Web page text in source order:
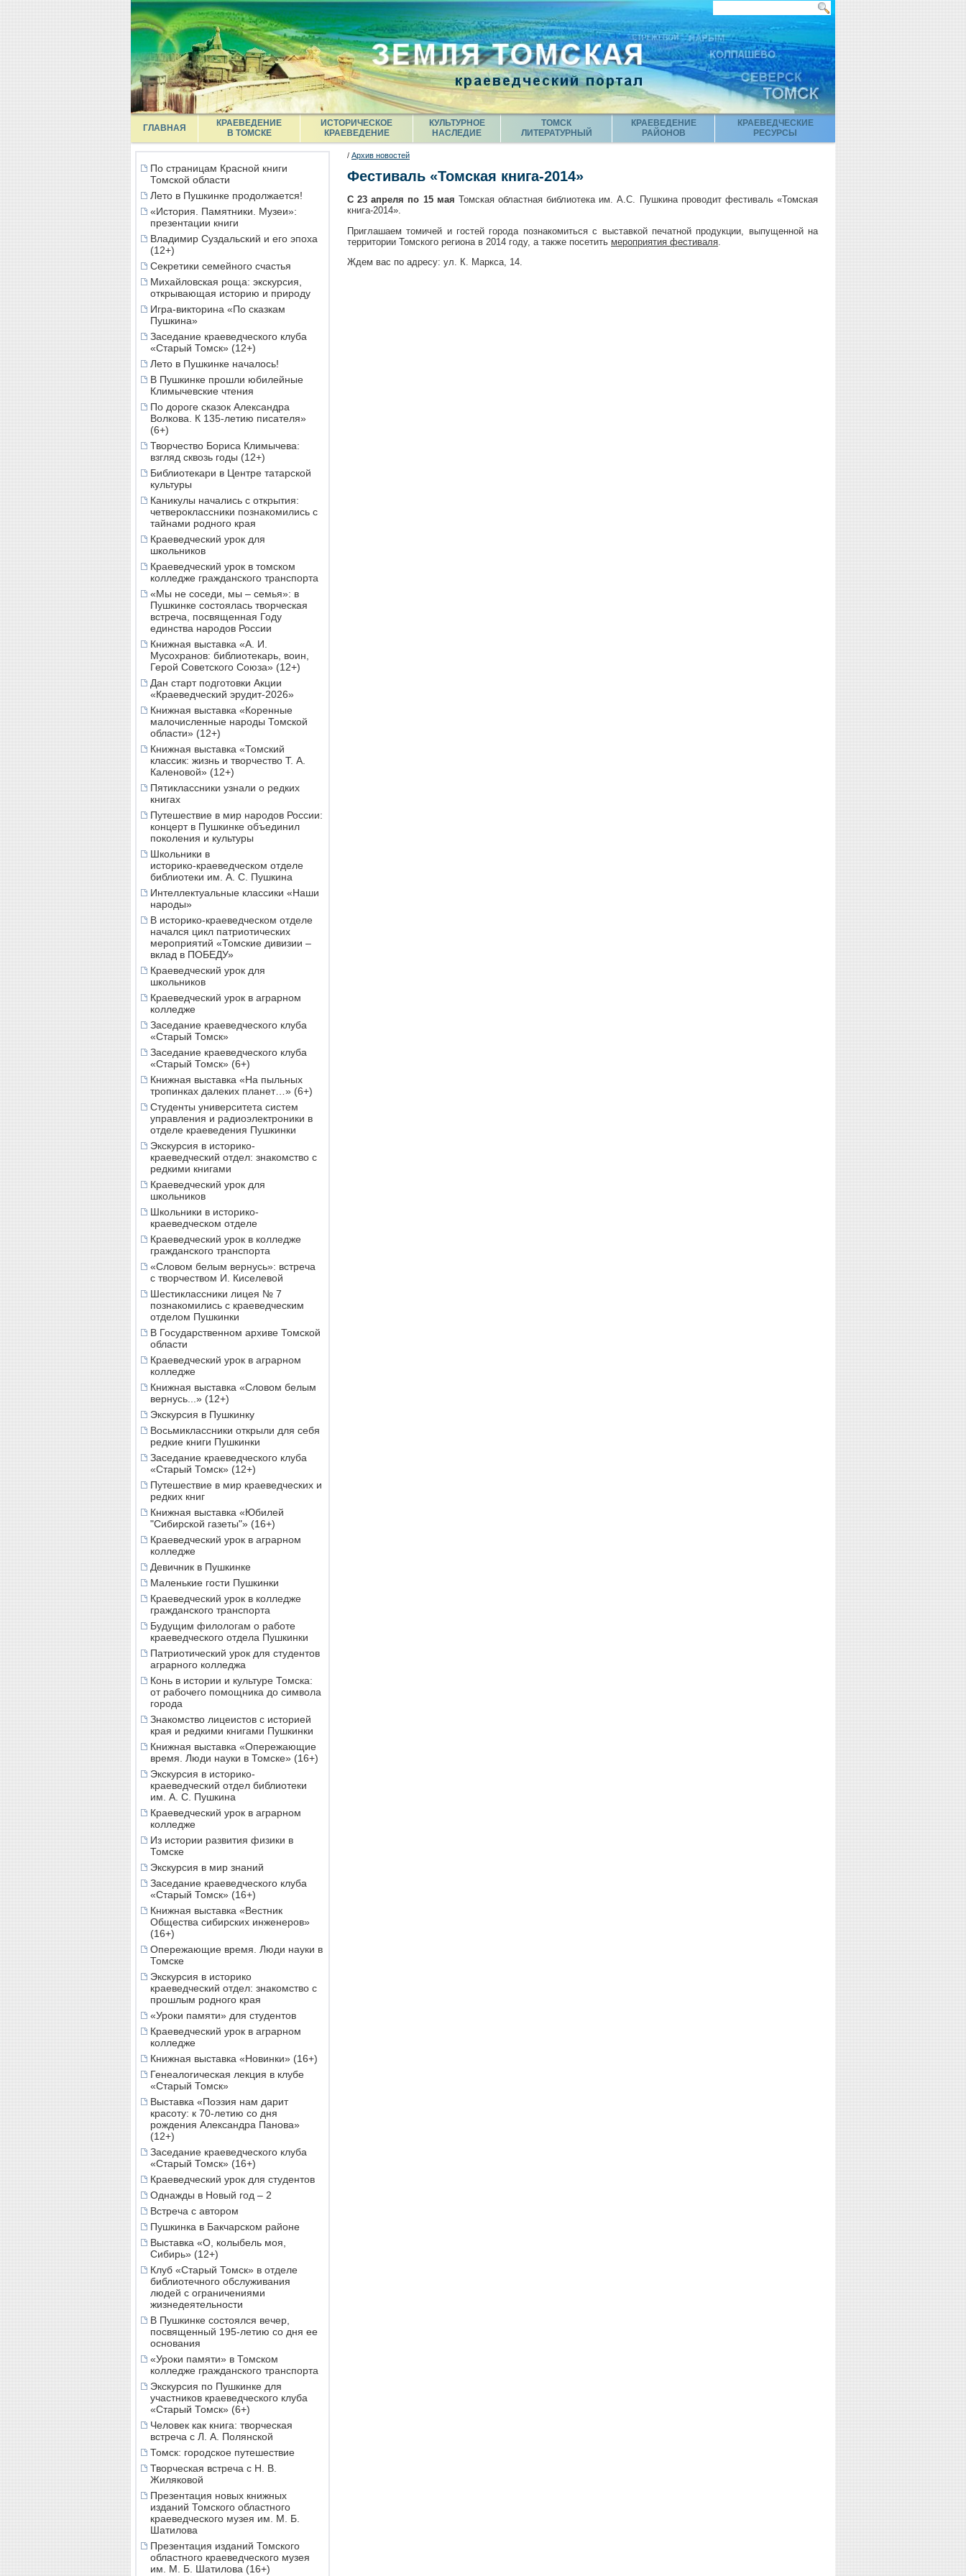
ГЛАВНАЯ
КРАЕВЕДЕНИЕ
В ТОМСКЕ
ИСТОРИЧЕСКОЕ
КРАЕВЕДЕНИЕ
КУЛЬТУРНОЕ
НАСЛЕДИЕ
ТОМСК
ЛИТЕРАТУРНЫЙ
КРАЕВЕДЕНИЕ
РАЙОНОВ
КРАЕВЕДЧЕСКИЕ
РЕСУРСЫ
По страницам Красной книги
Томской области
Лето в Пушкинке продолжается!
«История. Памятники. Музеи»:
презентации книги
Владимир Суздальский и его эпоха
(12+)
Секретики семейного счастья
Михайловская роща: экскурсия,
открывающая историю и природу
Игра-викторина «По сказкам
Пушкина»
Заседание краеведческого клуба
«Старый Томск» (12+)
Лето в Пушкинке началось!
В Пушкинке прошли юбилейные
Климычевские чтения
По дороге сказок Александра
Волкова. К 135-летию писателя»
(6+)
Творчество Бориса Климычева:
взгляд сквозь годы (12+)
Библиотекари в Центре татарской
культуры
Каникулы начались с открытия:
четвероклассники познакомились с
тайнами родного края
Краеведческий урок для
школьников
Краеведческий урок в томском
колледже гражданского транспорта
«Мы не соседи, мы – семья»: в
Пушкинке состоялась творческая
встреча, посвященная Году
единства народов России
Книжная выставка «А. И.
Мусохранов: библиотекарь, воин,
Герой Советского Союза» (12+)
Дан старт подготовки Акции
«Краеведческий эрудит-2026»
Книжная выставка «Коренные
малочисленные народы Томской
области» (12+)
Книжная выставка «Томский
классик: жизнь и творчество Т. А.
Каленовой» (12+)
Пятиклассники узнали о редких
книгах
Путешествие в мир народов России:
концерт в Пушкинке объединил
поколения и культуры
Школьники в
историко‑краеведческом отделе
библиотеки им. А. С. Пушкина
Интеллектуальные классики «Наши
народы»
В историко-краеведческом отделе
начался цикл патриотических
мероприятий «Томские дивизии –
вклад в ПОБЕДУ»
Краеведческий урок для
школьников
Краеведческий урок в аграрном
колледже
Заседание краеведческого клуба
«Старый Томск»
Заседание краеведческого клуба
«Старый Томск» (6+)
Книжная выставка «На пыльных
тропинках далеких планет…» (6+)
Студенты университета систем
управления и радиоэлектроники в
отделе краеведения Пушкинки
Экскурсия в историко-
краеведческий отдел: знакомство с
редкими книгами
Краеведческий урок для
школьников
Школьники в историко-
краеведческом отделе
Краеведческий урок в колледже
гражданского транспорта
«Словом белым вернусь»: встреча
с творчеством И. Киселевой
Шестиклассники лицея № 7
познакомились с краеведческим
отделом Пушкинки
В Государственном архиве Томской
области
Краеведческий урок в аграрном
колледже
Книжная выставка «Словом белым
вернусь...» (12+)
Экскурсия в Пушкинку
Восьмиклассники открыли для себя
редкие книги Пушкинки
Заседание краеведческого клуба
«Старый Томск» (12+)
Путешествие в мир краеведческих и
редких книг
Книжная выставка «Юбилей
"Сибирской газеты"» (16+)
Краеведческий урок в аграрном
колледже
Девичник в Пушкинке
Маленькие гости Пушкинки
Краеведческий урок в колледже
гражданского транспорта
Будущим филологам о работе
краеведческого отдела Пушкинки
Патриотический урок для студентов
аграрного колледжа
Конь в истории и культуре Томска:
от рабочего помощника до символа
города
Знакомство лицеистов с историей
края и редкими книгами Пушкинки
Книжная выставка «Опережающие
время. Люди науки в Томске» (16+)
Экскурсия в историко-
краеведческий отдел библиотеки
им. А. С. Пушкина
Краеведческий урок в аграрном
колледже
Из истории развития физики в
Томске
Экскурсия в мир знаний
Заседание краеведческого клуба
«Старый Томск» (16+)
Книжная выставка «Вестник
Общества сибирских инженеров»
(16+)
Опережающие время. Люди науки в
Томске
Экскурсия в историко
краеведческий отдел: знакомство с
прошлым родного края
«Уроки памяти» для студентов
Краеведческий урок в аграрном
колледже
Книжная выставка «Новинки» (16+)
Генеалогическая лекция в клубе
«Старый Томск»
Выставка «Поэзия нам дарит
красоту: к 70-летию со дня
рождения Александра Панова»
(12+)
Заседание краеведческого клуба
«Старый Томск» (16+)
Краеведческий урок для студентов
Однажды в Новый год – 2
Встреча с автором
Пушкинка в Бакчарском районе
Выставка «О, колыбель моя,
Сибирь» (12+)
Клуб «Старый Томск» в отделе
библиотечного обслуживания
людей с ограничениями
жизнедеятельности
В Пушкинке состоялся вечер,
посвященный 195-летию со дня ее
основания
«Уроки памяти» в Томском
колледже гражданского транспорта
Экскурсия по Пушкинке для
участников краеведческого клуба
«Старый Томск» (6+)
Человек как книга: творческая
встреча с Л. А. Полянской
Томск: городское путешествие
Творческая встреча с Н. В.
Жиляковой
Презентация новых книжных
изданий Томского областного
краеведческого музея им. М. Б.
Шатилова
Презентация изданий Томского
областного краеведческого музея
им. М. Б. Шатилова (16+)
/ Архив новостей
Фестиваль «Томская книга-2014»
С 23 апреля по 15 мая Томская областная библиотека им. А.С. Пушкина проводит фестиваль «Томская
книга-2014».
Приглашаем томичей и гостей города познакомиться с выставкой печатной продукции, выпущенной на
территории Томского региона в 2014 году, а также посетить мероприятия фестиваля
Ждем вас по адресу: ул. К. Маркса, 14.